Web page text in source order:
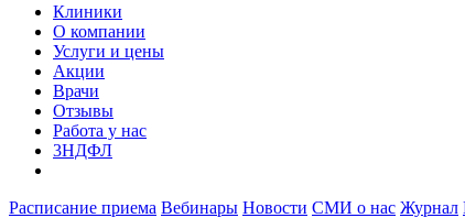
Клиники
О компании
Услуги и цены
Акции
Врачи
Отзывы
Работа у нас
3НДФЛ
Расписание приема Вебинары Новости СМИ о нас Журнал